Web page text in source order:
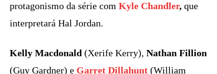
protagonismo da série com Kyle Chandler, que
interpretará Hal Jordan.
Kelly Macdonald (Xerife Kerry), Nathan Fillion
(Guy Gardner) e Garret Dillahunt (William